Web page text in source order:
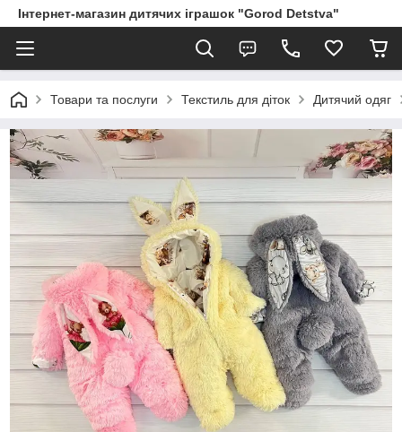
Інтернет-магазин дитячих іграшок "Gorod Detstva"
Товари та послуги Текстиль для діток Дитячий одяг